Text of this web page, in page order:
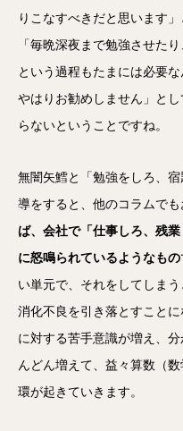
りこなすべきだと思います
「毎晩深夜まで勉強させた
という過程もたまには必要
やはりお勧めしません」と
らないということですね。
無闇矢鱈と「勉強をしろ、
導をすると、他のコラムでも
ば、会社で「仕事しろ、残
に怒鳴られているようなもの
い単元で、それをしてしま
消化不良を引き落とすこと
に対する苦手意識が増え、
んどん増えて、益々算数（
環が起きていきます。